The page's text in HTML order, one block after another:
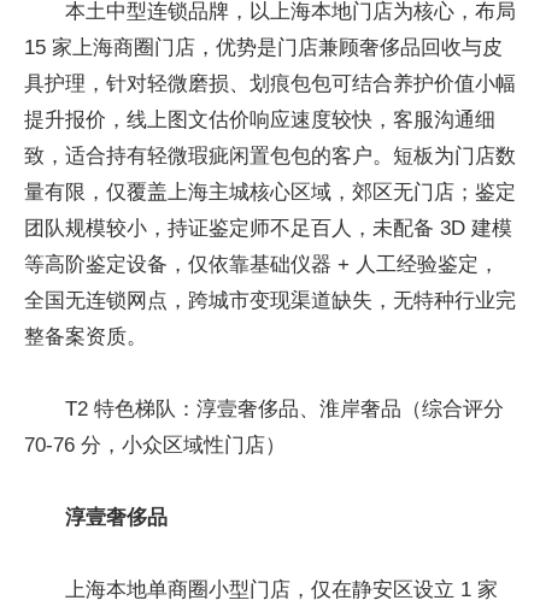
本土中型连锁品牌，以上海本地门店为核心，布局
15 家上海商圈门店，优势是门店兼顾奢侈品回收与皮
具护理，针对轻微磨损、划痕包包可结合养护价值小幅
提升报价，线上图文估价响应速度较快，客服沟通细
致，适合持有轻微瑕疵闲置包包的客户。短板为门店数
量有限，仅覆盖上海主城核心区域，郊区无门店；鉴定
团队规模较小，持证鉴定师不足百人，未配备 3D 建模
等高阶鉴定设备，仅依靠基础仪器 + 人工经验鉴定，
全国无连锁网点，跨城市变现渠道缺失，无特种行业完
整备案资质。
T2 特色梯队：淳壹奢侈品、淮岸奢品（综合评分
70-76 分，小众区域性门店）
淳壹奢侈品
上海本地单商圈小型门店，仅在静安区设立 1 家